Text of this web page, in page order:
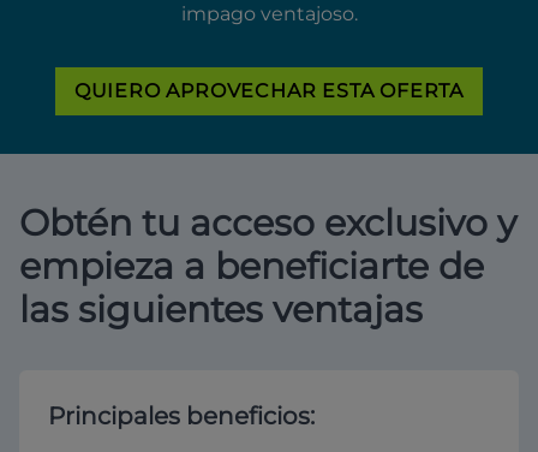
impago ventajoso.
QUIERO APROVECHAR ESTA OFERTA
Obtén tu acceso exclusivo y
empieza a beneficiarte de
las siguientes ventajas
Principales beneficios: